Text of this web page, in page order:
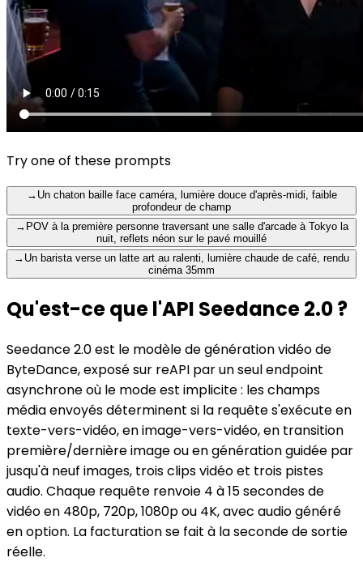
Try one of these prompts
→ Un chaton baille face caméra, lumière douce d'après-midi, faible
profondeur de champ
→ POV à la première personne traversant une salle d'arcade à Tokyo la
nuit, reflets néon sur le pavé mouillé
→ Un barista verse un latte art au ralenti, lumière chaude de café, rendu
cinéma 35mm
Qu'est-ce que l'API Seedance 2.0 ?
Seedance 2.0 est le modèle de génération vidéo de
ByteDance, exposé sur reAPI par un seul endpoint
asynchrone où le mode est implicite : les champs
média envoyés déterminent si la requête s'exécute en
texte-vers-vidéo, en image-vers-vidéo, en transition
première/dernière image ou en génération guidée par
jusqu'à neuf images, trois clips vidéo et trois pistes
audio. Chaque requête renvoie 4 à 15 secondes de
vidéo en 480p, 720p, 1080p ou 4K, avec audio généré
en option. La facturation se fait à la seconde de sortie
réelle.